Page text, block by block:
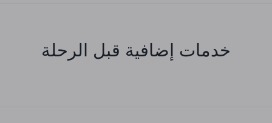
خدمات إضافية قبل الرحلة